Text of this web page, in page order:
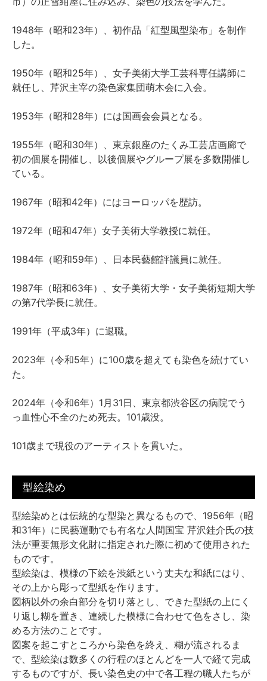
1948年（昭和23年）、初作品「紅型風型染布」を制作
した。
1950年（昭和25年）、女子美術大学工芸科専任講師に
就任し、芹沢主宰の染色家集団萌木会に入会。
1953年（昭和28年）には国画会会員となる。
1955年（昭和30年）、東京銀座のたくみ工芸店画廊で
初の個展を開催し、以後個展やグループ展を多数開催し
ている。
1967年（昭和42年）にはヨーロッパを歴訪。
1972年（昭和47年）女子美術大学教授に就任。
1984年（昭和59年）、日本民藝館評議員に就任。
1987年（昭和63年）、女子美術大学・女子美術短期大学
の第7代学長に就任。
1991年（平成3年）に退職。
2023年（令和5年）に100歳を超えても染色を続けてい
た。
2024年（令和6年）1月31日、東京都渋谷区の病院でう
っ血性心不全のため死去。101歳没。
101歳まで現役のアーティストを貫いた。
型絵染め
型絵染めとは伝統的な型染と異なるもので、1956年（昭
和31年）に民藝運動でも有名な人間国宝 芹沢銈介氏の技
法が重要無形文化財に指定された際に初めて使用された
ものです。
型絵染は、模様の下絵を渋紙という丈夫な和紙にはり、
その上から彫って型紙を作ります。
図柄以外の余白部分を切り落とし、できた型紙の上にく
り返し糊を置き、連続した模様に合わせて色をさし、染
める方法のことです。
図案を起こすところから染色を終え、糊が流されるま
で、型絵染は数多くの行程のほとんどを一人で経て完成
するものですが、長い染色史の中で各工程の職人たちが